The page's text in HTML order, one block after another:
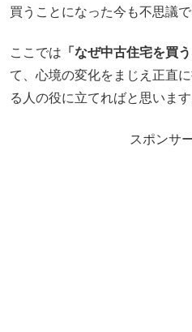
買うことになった今も不思議で
ここでは 「なぜ中古住宅を買
て、心境の変化をまじえ正直
る人の役に立てればと思います
スポンサ